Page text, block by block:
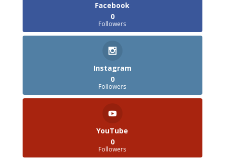
Facebook
0
Followers
Instagram
0
Followers
YouTube
0
Followers